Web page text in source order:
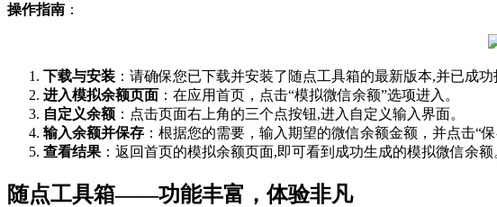
操作指南 ：
下载与安装 ：请确保您已下载并安装了随点工具箱的最新版本,并已成功
进入模拟余额页面 ：在应用首页，点击“模拟微信余额”选项进入。
自定义余额 ：点击页面右上角的三个点按钮,进入自定义输入界面。
输入余额并保存 ：根据您的需要，输入期望的微信余额金额，并点击“保
查看结果 ：返回首页的模拟余额页面,即可看到成功生成的模拟微信余额
随点工具箱——功能丰富，体验非凡